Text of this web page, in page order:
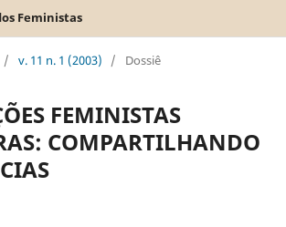
Feministas
/ v. 11 n. 1 (2003) / Dossiê
FEMINISTAS
COMPARTILHANDO